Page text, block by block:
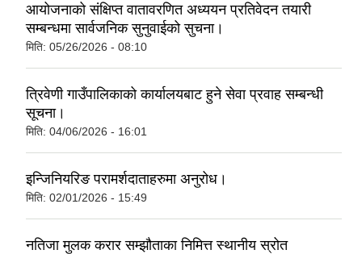
आयोजनाको संक्षिप्‍त वातावरणित अध्ययन प्रतिवेदन तयारी
सम्बन्धमा सार्वजनिक सुनुवाईको सुचना।
मिति: 05/26/2026 - 08:10
त्रिवेणी गाउँपालिकाको कार्यालयबाट हुने सेवा प्रवाह सम्बन्धी
सूचना।
मिति: 04/06/2026 - 16:01
इन्जिनियरिङ परामर्शदाताहरुमा अनुरोध।
मिति: 02/01/2026 - 15:49
नतिजा मुलक करार सम्झौताका निमित्त स्थानीय स्रोत